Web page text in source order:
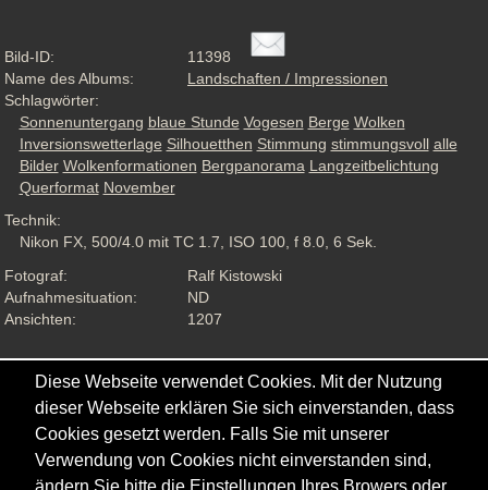
Bild-ID:
11398
Name des Albums:
Landschaften / Impressionen
Schlagwörter:
Sonnenuntergang blaue Stunde Vogesen Berge Wolken
Inversionswetterlage Silhouetthen Stimmung stimmungsvoll alle
Bilder Wolkenformationen Bergpanorama Langzeitbelichtung
Querformat November
Technik:
Nikon FX, 500/4.0 mit TC 1.7, ISO 100, f 8.0, 6 Sek.
Fotograf:
Ralf Kistowski
Aufnahmesituation:
ND
Ansichten:
1207
Diese Webseite verwendet Cookies. Mit der Nutzung
dieser Webseite erklären Sie sich einverstanden, dass
Cookies gesetzt werden. Falls Sie mit unserer
Verwendung von Cookies nicht einverstanden sind,
ändern Sie bitte die Einstellungen Ihres Browers oder